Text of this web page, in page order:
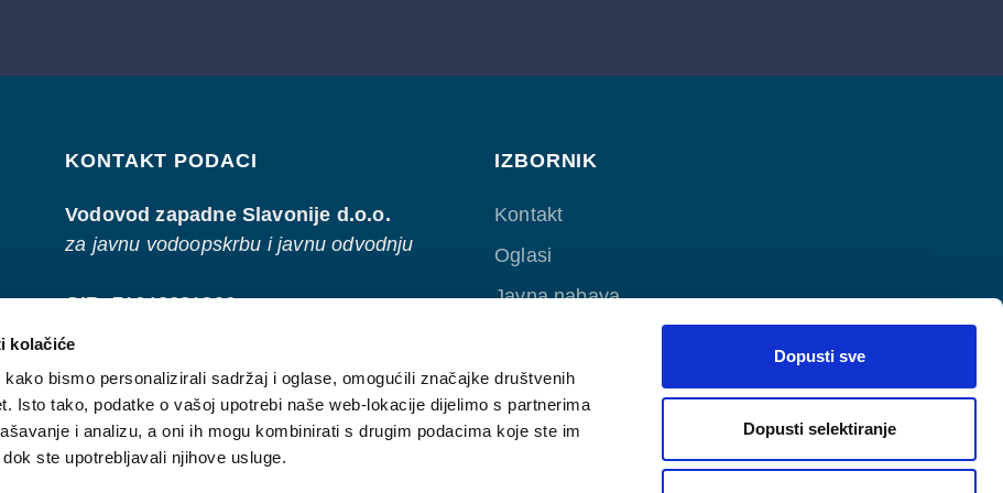
kolačiće
bismo personalizirali sadržaj i oglase, omogućili značajke društvenih
Isto tako, podatke o vašoj upotrebi naše web-lokacije dijelimo s partnerima
i analizu, a oni ih mogu kombinirati s drugim podacima koje ste im
ste upotrebljavali njihove usluge.
Dopusti sve
Dopusti selektiranje
KONTAKT PODACI
Vodovod zapadne Slavonije d.o.o.
za javnu vodoopskrbu i javnu odvodnju
OIB: 71642681806
35 400 Nova Gradiška
Tel
.: 035/433-063
Email:info@vzs.hr
IZBORNIK
Kontakt
Oglasi
Javna nabava
Opći uvjeti isporuke vodnih usluga
Politika kolačića